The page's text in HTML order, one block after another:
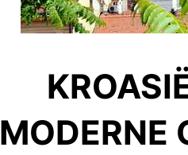
MODERNE